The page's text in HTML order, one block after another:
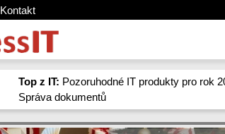
Kontakt
Top z IT: Pozoruhodné IT produkty pro rok
Správa dokumentů